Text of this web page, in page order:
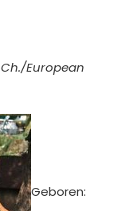
European
Geboren: